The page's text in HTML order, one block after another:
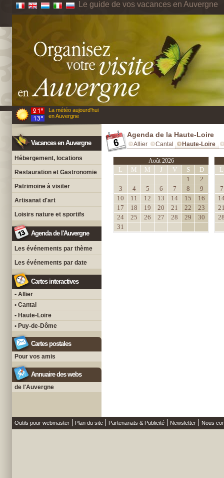
Le guide de vos vacances en Auvergne
La météo aujourd'hui
en Auvergne
Vacances en Auvergne
Hébergement, locations
Restauration et Gastronomie
Patrimoine à visiter
Artisanat d'art
Loisirs nature et sportifs
Agenda de l'Auvergne
Les événements par thème
Les événements par date
Cartes interactives
• Allier
• Cantal
• Haute-Loire
• Puy-de-Dôme
Cartes postales
Pour vos amis
Annuaire des webs
de l'Auvergne
Agenda de la Haute-Loire
Allier Cantal Haute-Loire
Août 2026
L M M J V S
D
1
2
3
4 5 6 7 8
9
10
11 12 13 14 15
16
17
18 19 20 21 22
23
24
25 26 27 28 29
30
31
L
7
Outils pour webmaster Plan du site Partenariats & Publicité Newsletter Nous